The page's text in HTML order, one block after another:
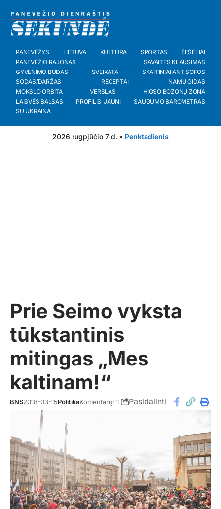
PANEVĖŽYS LIETUVA KULTŪRA SPORTAS
ŠEŠĖLIAI
PANEVĖŽIO RAJONAS
SAVAITĖS KLAUSIMAS
GYVENIMO BŪDAS
SVEIKATA
SKAITINIAI ANT SOFOS
SODAS/DARŽAS
RECEPTAI
NAMŲ GIDAS
MOKSLO ORBITA
VERSLAS
HIGSO BOZONŲ ZONA
LAISVĖS BALSAS
PROFILIS_JAUNI
SAUGUMO BAROMETRAS
SU UKRAINA
2026 rugpjūčio 7 d. • Penktadienis
Prie Seimo vyksta
tūkstantinis
mitingas „Mes
kaltinam!“
BNS2018-03-15PolitikaKomentarų: 1 Pasidalinti